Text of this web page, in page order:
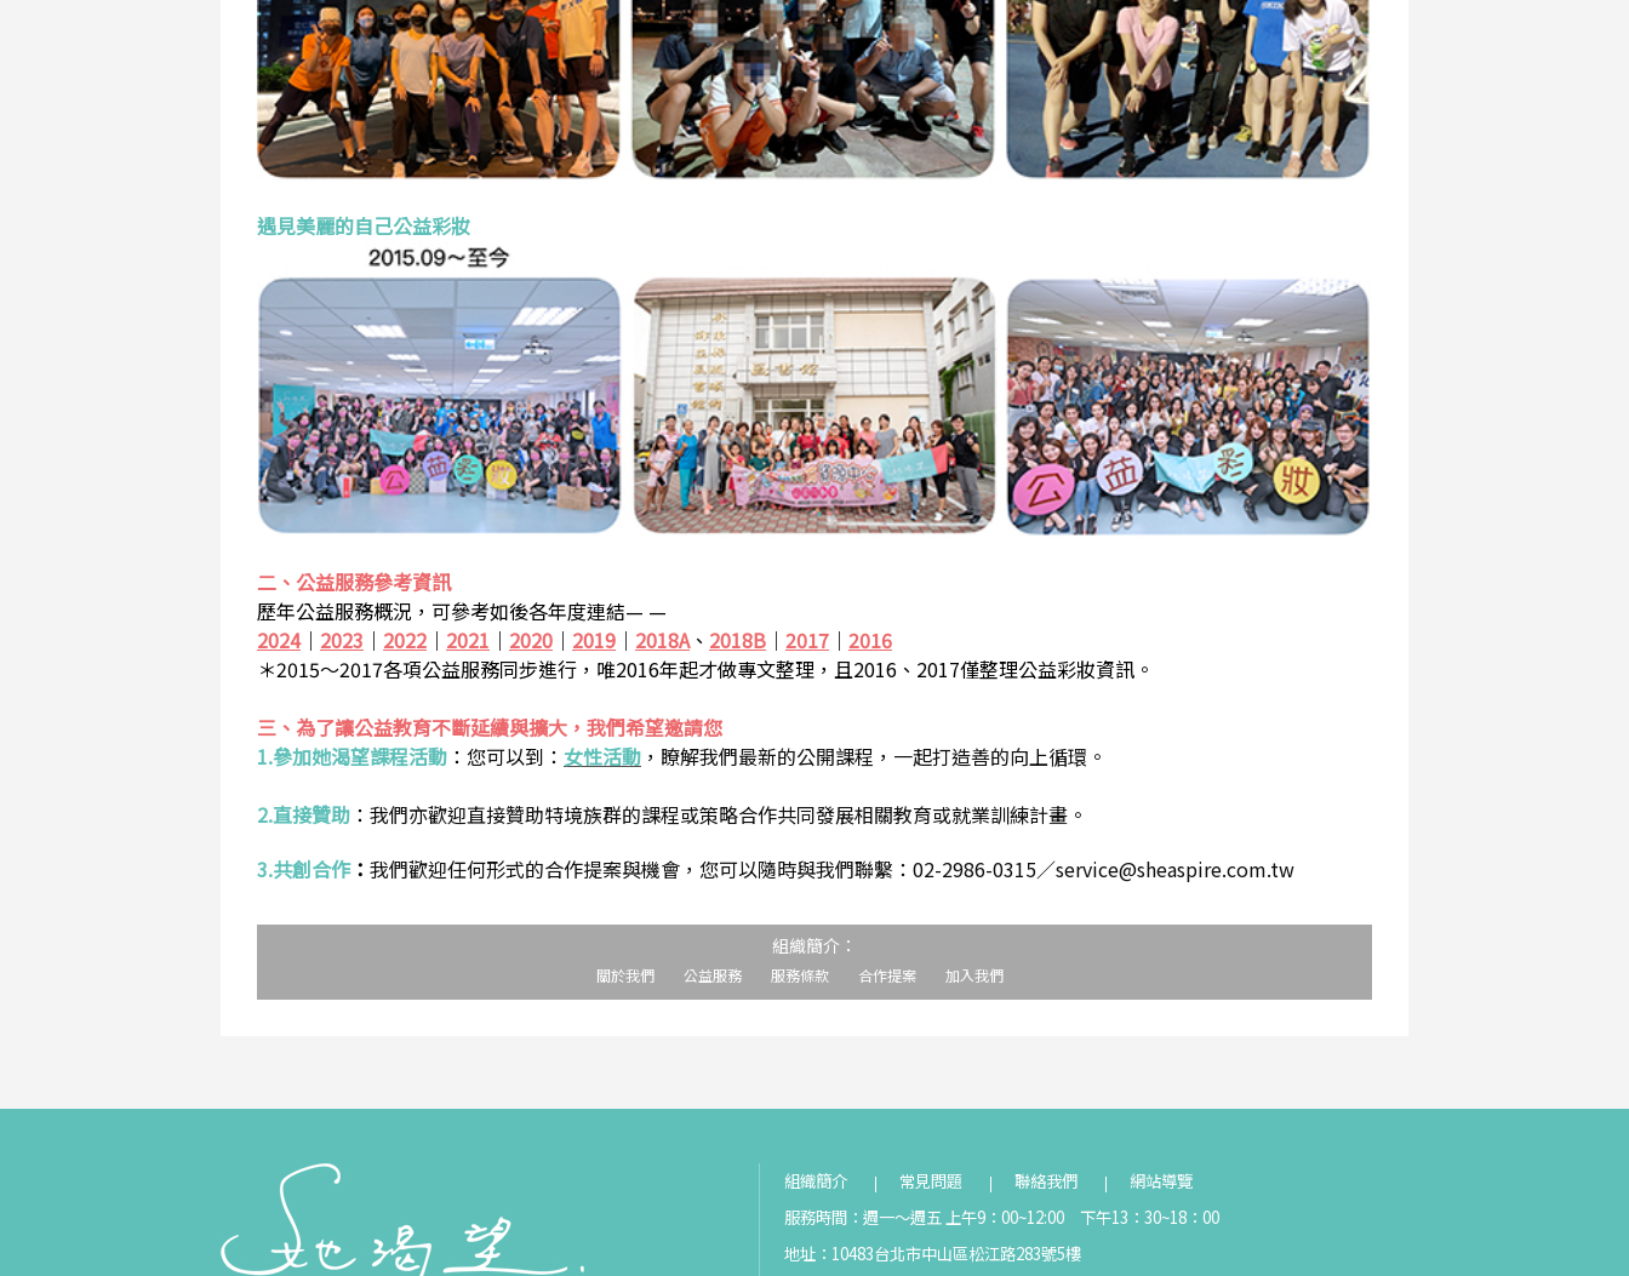
遇見美麗的自己公益彩妝
二、公益服務參考資訊
歷年公益服務概況，可參考如後各年度連結— —
2024｜ 2023 ｜ 2022 ｜ 2021 ｜ 2020 ｜ 2019 ｜ 2018A、 2018B ｜ 2017 ｜ 2016
＊2015～2017各項公益服務同步進行，唯2016年起才做專文整理，且2016、2017僅整理公益彩妝資訊。
三、為了讓公益教育不斷延續與擴大，我們希望邀請您
1.參加她渴望課程活動 ： 您可以到： 女性活動 ，瞭解我們最新的公開課程，一起打造善的向上循環。
2.直接贊助 ： 我們亦歡迎直接贊助特境族群的課程或策略合作共同發展相關教育或就業訓練計畫。
3.共創合作： 我們歡迎任何形式的合作提案與機會，您可以隨時與我們聯繫：02-2986-0315／service@sheaspire.com.tw
組織簡介：
關於我們 公益服務 服務條款 合作提案 加入我們
組織簡介 常見問題 聯絡我們
網站導覽
服務時間：週一～週五 上午9：00~12:00 下午13：30~18：00
地址：10483台北市中山區松江路283號5樓